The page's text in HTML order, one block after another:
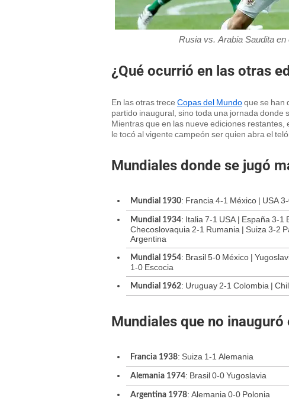
Rusia vs. Arabia Saudita en
¿Qué ocurrió en las otras
En las otras trece Copas del Mundoque se han
partido inaugural, sino toda una jornada
Mientras que en las nueve ediciones
le tocó al vigente campeón ser quien abra el
Mundiales donde se jugó
Mundial 1930: Francia 4-1 México | USA
Mundial 1934: Italia 7-1 USA | España 3-
Checoslovaquia 2-1 Rumania | Suiza 3-2
Argentina
Mundial 1954: Brasil 5-0 México |
1-0 Escocia
Mundial 1962: Uruguay 2-1 Colombia |
Mundiales que no
Francia 1938: Suiza 1-1 Alemania
Alemania 1974: Brasil 0-0 Yugoslavia
Argentina 1978: Alemania 0-0 Polonia